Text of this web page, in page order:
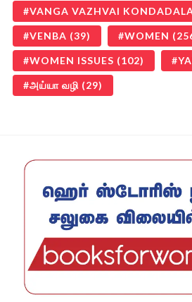
VANGA VAZHVAI
VENBA (39) WOMEN
WOMEN ISSUES (102)
அய்யா வழி (29)